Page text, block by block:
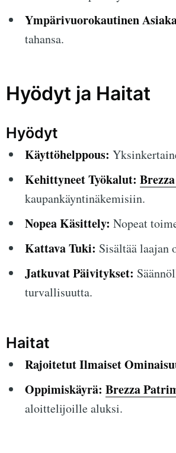
Ympärivuorokautinen
tahansa.
Hyödyt ja Haitat
Hyödyt
Käyttöhelppous:
Kehittyneet Työkalut:
kaupankäyntinäkemisiin.
Nopea Käsittely: Nopeat
Kattava Tuki: Sisältää laajan
Jatkuvat Päivitykset:
turvallisuutta.
Haitat
Rajoitetut Ilmaiset
Oppimiskäyrä: Brezza
aloittelijoille aluksi.